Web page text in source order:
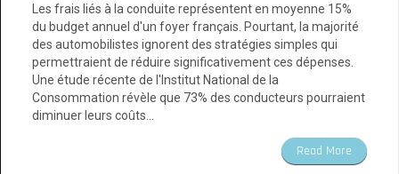
Les frais liés à la conduite représentent en moyenne 15%
du budget annuel d'un foyer français. Pourtant, la majorité
des automobilistes ignorent des stratégies simples qui
permettraient de réduire significativement ces dépenses.
Une étude récente de l'Institut National de la
Consommation révèle que 73% des conducteurs pourraient
diminuer leurs coûts…
Read More